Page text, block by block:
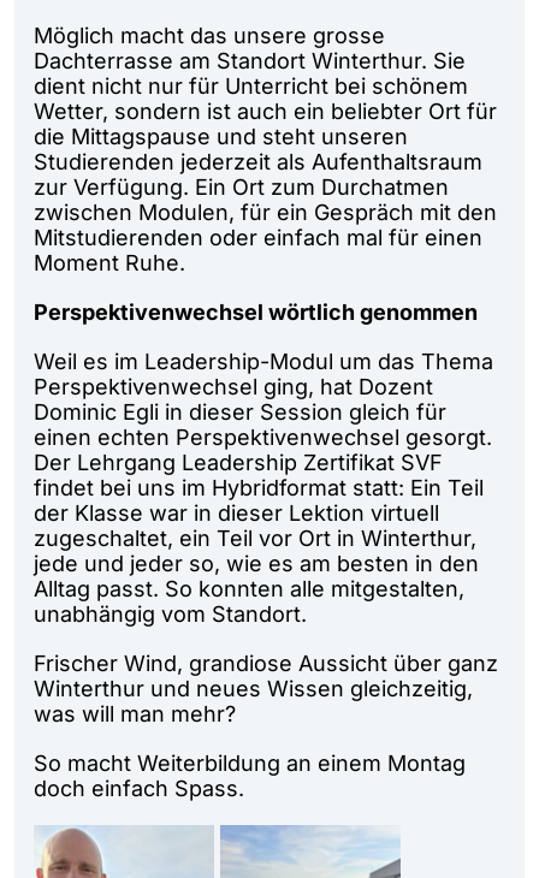
Möglich macht das unsere grosse
Dachterrasse am Standort Winterthur. Sie
dient nicht nur für Unterricht bei schönem
Wetter, sondern ist auch ein beliebter Ort für
die Mittagspause und steht unseren
Studierenden jederzeit als Aufenthaltsraum
zur Verfügung. Ein Ort zum Durchatmen
zwischen Modulen, für ein Gespräch mit den
Mitstudierenden oder einfach mal für einen
Moment Ruhe.
Perspektivenwechsel wörtlich genommen
Weil es im Leadership-Modul um das Thema
Perspektivenwechsel ging, hat Dozent
Dominic Egli in dieser Session gleich für
einen echten Perspektivenwechsel gesorgt.
Der Lehrgang Leadership Zertifikat SVF
findet bei uns im Hybridformat statt: Ein Teil
der Klasse war in dieser Lektion virtuell
zugeschaltet, ein Teil vor Ort in Winterthur,
jede und jeder so, wie es am besten in den
Alltag passt. So konnten alle mitgestalten,
unabhängig vom Standort.
Frischer Wind, grandiose Aussicht über ganz
Winterthur und neues Wissen gleichzeitig,
was will man mehr?
So macht Weiterbildung an einem Montag
doch einfach Spass.